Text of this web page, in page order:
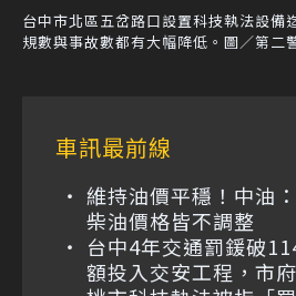
台中市北區五岔路口設置科技執法設備
規數與事故數都有大幅降低。圖／第二
車訊最前線
維持油價平穩！中油
柴油價格皆不調整
台中4年交通罰鍰破
額投入交安工程，市